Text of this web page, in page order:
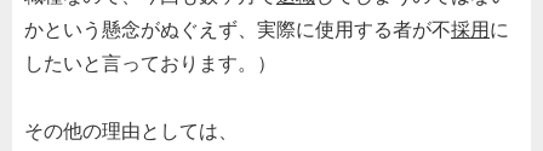
かという懸念がぬぐえず、実際に使用する者が不採用に
したいと言っております。）
その他の理由としては、